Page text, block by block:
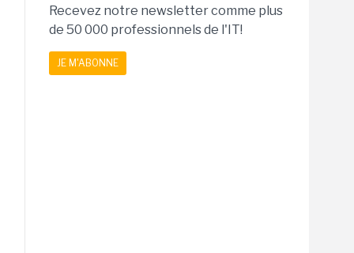
Recevez notre newsletter comme plus
de 50 000 professionnels de l'IT!
JE M'ABONNE